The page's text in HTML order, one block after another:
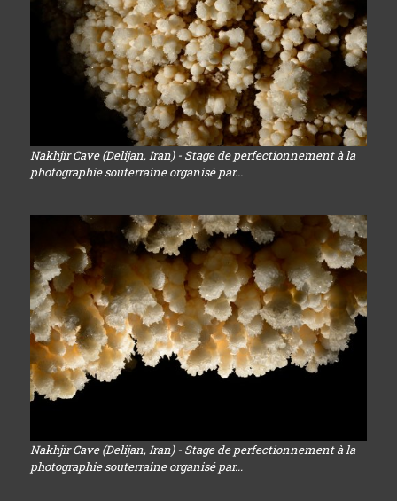
Nakhjir Cave (Delijan, Iran) - Stage de perfectionnement à la
photographie souterraine organisé par...
Nakhjir Cave (Delijan, Iran) - Stage de perfectionnement à la
photographie souterraine organisé par...